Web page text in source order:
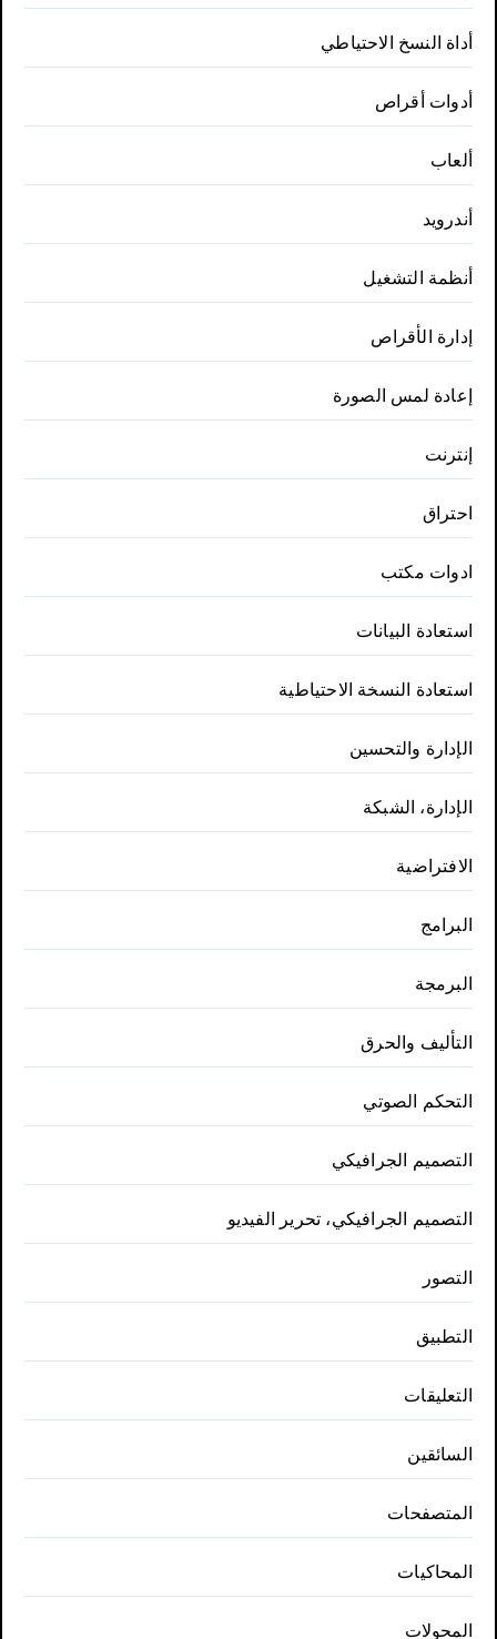
أداة النسخ الاحتياطي
أدوات أقراص
ألعاب
أندرويد
أنظمة التشغيل
إدارة الأقراص
إعادة لمس الصورة
إنترنت
احتراق
ادوات مكتب
استعادة البيانات
استعادة النسخة الاحتياطية
الإدارة والتحسين
الإدارة، الشبكة
الافتراضية
البرامج
البرمجة
التأليف والحرق
التحكم الصوتي
التصميم الجرافيكي
التصميم الجرافيكي، تحرير الفيديو
التصور
التطبيق
التعليقات
السائقين
المتصفحات
المحاكيات
المحولات